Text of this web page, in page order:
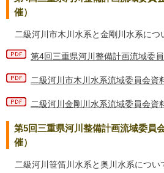
催）
二級河川市木川水系と金剛川水系につ
第4回三重県河川整備計画流域委
二級河川市木川水系流域委員会資
二級河川金剛川水系流域委員会資
第5回三重県河川整備計画流域委員
催）
二級河川笹笛川水系と奥川水系につい